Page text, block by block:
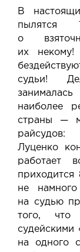
В
пылятся
о
их
судьи!
наиболее
страны —
райсудов:
Луценко
работает
не
на судью
того, что
судейскими
на одного